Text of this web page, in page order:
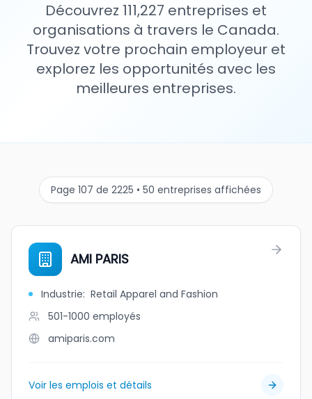
Découvrez 111,227 entreprises et
organisations à travers le Canada.
Trouvez votre prochain employeur et
explorez les opportunités avec les
meilleures entreprises.
Page 107 de 2225 • 50 entreprises affichées
AMI PARIS
Industrie: Retail Apparel and Fashion
501-1000 employés
amiparis.com
Voir les emplois et détails